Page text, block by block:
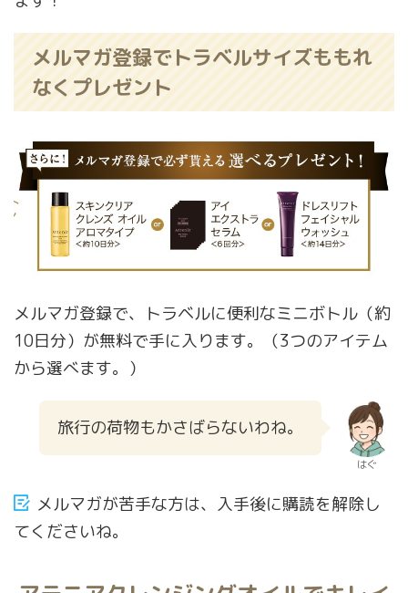
メルマガ登録でトラベルサイズももれ
なくプレゼント
メルマガ登録で、トラベルに便利なミニボトル（約
10日分）が無料で手に入ります。（3つのアイテム
から選べます。）
旅行の荷物もかさばらないわね。
はぐ
メルマガが苦手な方は、入手後に購読を解除し
てくださいね。